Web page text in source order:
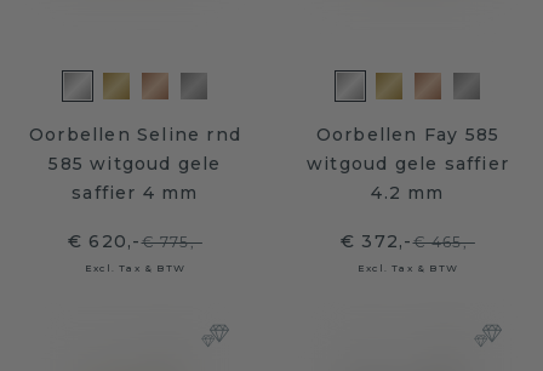
Oorbellen Seline rnd
585 witgoud gele
saffier 4 mm
€ 620,-€ 775,-
Excl. Tax & BTW
Oorbellen Fay 585
witgoud gele saffier
4.2 mm
€ 372,-€ 465,-
Excl. Tax & BTW